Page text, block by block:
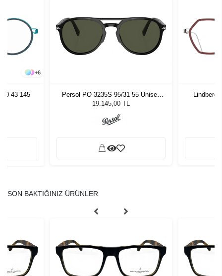
+6
43 145
Persol PO 3235S 95/31 55 Unisex
Güneş Gözlüğü
19.145,00 TL
Lindberg
SON BAKTIĞINIZ ÜRÜNLER